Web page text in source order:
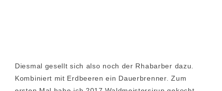
Diesmal gesellt sich also noch der Rhabarber dazu.
Kombiniert mit Erdbeeren ein Dauerbrenner. Zum